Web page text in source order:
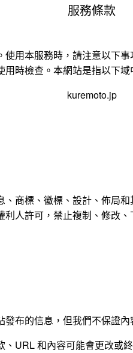
服務條款
使用本服務時，請注意以下
時檢查。本網站是指以下
kuremoto.jp
商標、徽標、設計、佈局
人許可，禁止複制、修改、
布的信息，但我們不保證
URL 和內容可能會更改或